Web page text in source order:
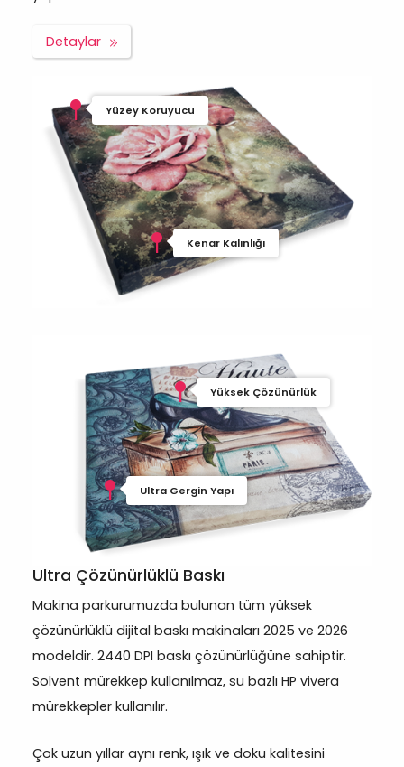
Detaylar
Yüzey Koruyucu
Kenar Kalınlığı
Yüksek Çözünürlük
Ultra Gergin Yapı
Ultra Çözünürlüklü Baskı
Makina parkurumuzda bulunan tüm yüksek
çözünürlüklü dijital baskı makinaları 2025 ve 2026
modeldir. 2440 DPI baskı çözünürlüğüne sahiptir.
Solvent mürekkep kullanılmaz, su bazlı HP vivera
mürekkepler kullanılır.
Çok uzun yıllar aynı renk, ışık ve doku kalitesini